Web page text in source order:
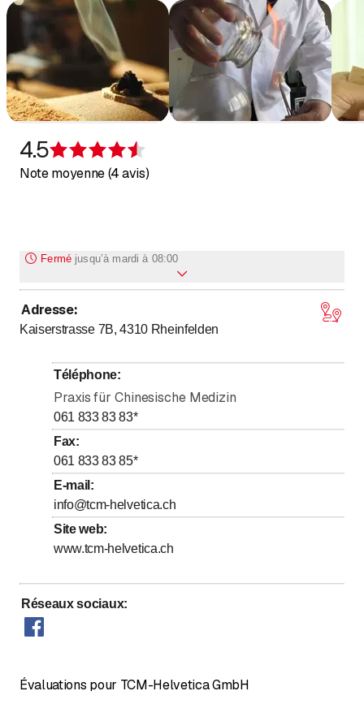
4.5
Note moyenne (4 avis)
Fermé jusqu’à mardi à 08:00
Lundi
Fermé
Mardi
Mercredi
8:00- jusqu’à
12:30/ 14:00- jusqu’à
18:30
Jeudi
00 - jusqu’à
12:30
Vendredi
Samedi
Dimanche
Adresse:
Kaiserstrasse 7B, 4310 Rheinfelden
Téléphone:
Praxis für Chinesische Medizin
061 833 83 83*
Fax:
061 833 83 85*
E-mail :
info@tcm-helvetica.ch
Site web:
www.tcm-helvetica.ch
Réseaux sociaux:
Évaluations pour TCM-Helvetica GmbH